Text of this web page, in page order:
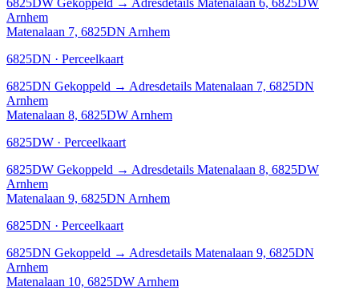
Arnhem
Matenalaan 7, 6825DN Arnhem
6825DN · Perceelkaart
6825DN Gekoppeld → Adresdetails Matenalaan 7, 6825DN
Arnhem
Matenalaan 8, 6825DW Arnhem
6825DW · Perceelkaart
6825DW Gekoppeld → Adresdetails Matenalaan 8, 6825DW
Arnhem
Matenalaan 9, 6825DN Arnhem
6825DN · Perceelkaart
6825DN Gekoppeld → Adresdetails Matenalaan 9, 6825DN
Arnhem
Matenalaan 10, 6825DW Arnhem